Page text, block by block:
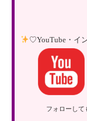
♡YouTube・イ
フォローしてもら